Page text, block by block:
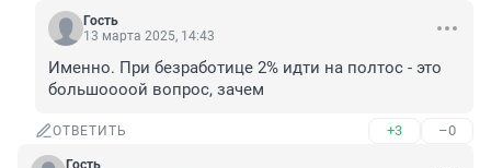
Гость
13 марта 2025, 14:43
Именно. При безработице 2% идти на полтос - это
большоооой вопрос, зачем
ОТВЕТИТЬ +3 –0
Гость